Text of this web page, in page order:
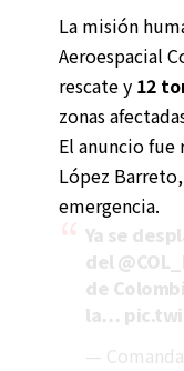
La misión
Aeroespacial
rescate y 12
zonas
El anuncio fue
López
emergencia.
Ya se
del
de
la…
—